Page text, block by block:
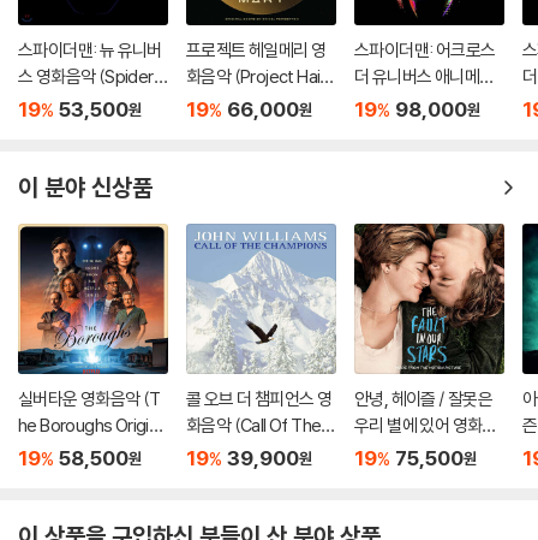
스파이더맨: 뉴 유니버
스 영화음악 (Spider-
Man: Into The Spide
19% 53,500원
프로젝트 헤일메리 영
화음악 (Project Hail
Mary - Original Soun
19% 66,000원
스파이더맨: 어크로스
더 유니버스 애니메이
션 음악 (Spider-Man:
19% 98,000원
이 분야 신상품
실버타운 영화음악 (T
he Boroughs Origina
l Score From the Ne
19% 58,500원
콜 오브 더 챔피언스 영
화음악 (Call Of The C
hampions OST) [옥
19% 39,900원
안녕, 헤이즐 / 잘못은
우리 별에 있어 영화음
악 (The Fault In Our
19% 75,500원
r: